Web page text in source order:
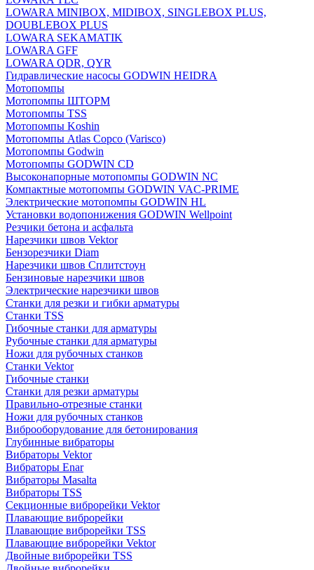
LOWARA MINIBOX, MIDIBOX, SINGLEBOX PLUS,
DOUBLEBOX PLUS
LOWARA SEKAMATIK
LOWARA GFF
LOWARA QDR, QYR
Гидравлические насосы GODWIN HEIDRA
Мотопомпы
Мотопомпы ШТОРМ
Мотопомпы TSS
Мотопомпы Koshin
Мотопомпы Atlas Copco (Varisco)
Мотопомпы Godwin
Мотопомпы GODWIN CD
Высоконапорные мотопомпы GODWIN NC
Компактные мотопомпы GODWIN VAC-PRIME
Электрические мотопомпы GODWIN HL
Установки водопонижения GODWIN Wellpoint
Резчики бетона и асфальта
Нарезчики швов Vektor
Бензорезчики Diam
Нарезчики швов Сплитстоун
Бензиновые нарезчики швов
Электрические нарезчики швов
Станки для резки и гибки арматуры
Станки TSS
Гибочные станки для арматуры
Рубочные станки для арматуры
Ножи для рубочных станков
Станки Vektor
Гибочные станки
Станки для резки арматуры
Правильно-отрезные станки
Ножи для рубочных станков
Виброоборудование для бетонирования
Глубинные вибраторы
Вибраторы Vektor
Вибраторы Enar
Вибраторы Masalta
Вибраторы TSS
Секционные виброрейки Vektor
Плавающие виброрейки
Плавающие виброрейки TSS
Плавающие виброрейки Vektor
Двойные виброрейки TSS